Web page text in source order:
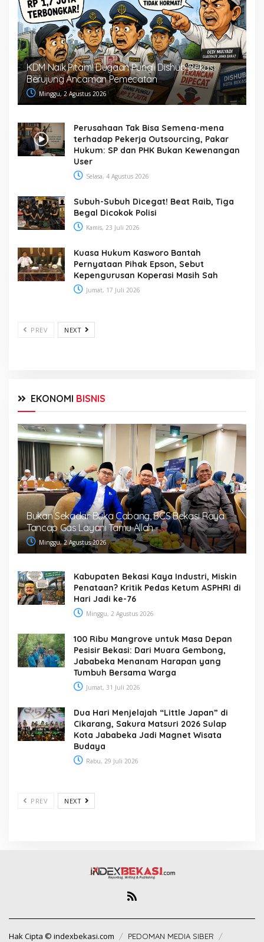
KDM Naik Pitam! Dugaan Pungli Dishub Bekasi
Berujung Ancaman Pemecatan
Minggu, 2 Agustus 2026
Perusahaan Tak Bisa Semena-mena
terhadap Pekerja Outsourcing, Pakar
Hukum: SP dan PHK Bukan Kewenangan
User
Selasa, 4 Agustus 2026
Subuh-Subuh Dicegat! Beat Raib, Tiga
Begal Dicokok Polisi
Kamis, 23 Juli 2026
Kuasa Hukum Kasworo Bantah
Pernyataan Pihak Epson, Sebut
Kepengurusan Koperasi Masih Sah
Jumat, 17 Juli 2026
PREV NEXT
EKONOMI BISNIS
Bukan Sekadar Buka Cabang, BCS Bekasi Raya
Tancap Gas Layani Tamu Allah
Minggu, 2 Agustus 2026
Kabupaten Bekasi Kaya Industri, Miskin
Penataan? Kritik Pedas Ketum ASPHRI di
Hari Jadi ke-76
Minggu, 2 Agustus 2026
100 Ribu Mangrove untuk Masa Depan
Pesisir Bekasi: Dari Muara Gembong,
Jababeka Menanam Harapan yang
Tumbuh Bersama Warga
Jumat, 31 Juli 2026
Dua Hari Menjelajah “Little Japan” di
Cikarang, Sakura Matsuri 2026 Sulap
Kota Jababeka Jadi Magnet Wisata
Budaya
Rabu, 29 Juli 2026
PREV NEXT
Hak Cipta © indexbekasi.com PEDOMAN MEDIA SIBER